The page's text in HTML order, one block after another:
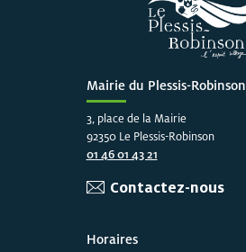
Mairie du Plessis-Robinson
3, place de la Mairie
92350 Le Plessis-Robinson
01 46 01 43 21
Contactez-nous
Horaires